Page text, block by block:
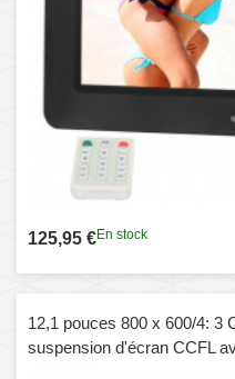
125,95 €En stock
12,1 pouces 800 x 600/4: 3
suspension d'écran CCFL